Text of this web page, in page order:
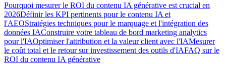
Pourquoi mesurer le ROI du contenu IA générative est crucial en
2026Définir les KPI pertinents pour le contenu IA et
l'AEOStratégies techniques pour le marquage et l'intégration des
données IAConstruire votre tableau de bord marketing analytics
pour l'IAOptimiser l'attribution et la valeur client avec l'IAMesurer
le coût total et le retour sur investissement des outils d'IAFAQ sur le
ROI du contenu IA générative